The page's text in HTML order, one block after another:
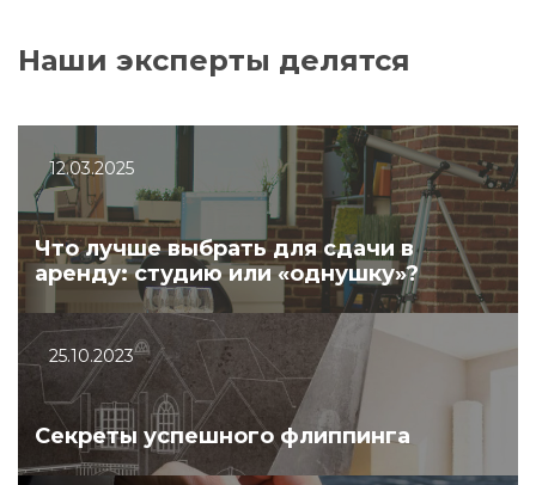
Наши эксперты делятся
12.03.2025
Что лучше выбрать для сдачи в
аренду: студию или «однушку»?
25.10.2023
Секреты успешного флиппинга